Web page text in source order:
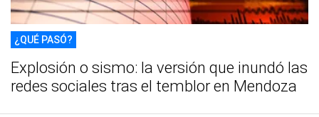
¿QUÉ PASÓ?
Explosión o sismo: la versión que inundó las
redes sociales tras el temblor en Mendoza